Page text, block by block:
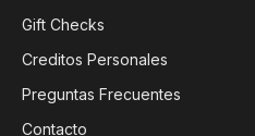
Gift Checks
Creditos Personales
Preguntas Frecuentes
Contacto